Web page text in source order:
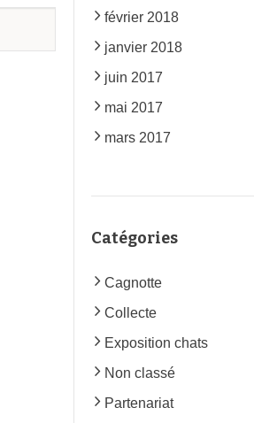
février 2018
janvier 2018
juin 2017
mai 2017
mars 2017
Catégories
Cagnotte
Collecte
Exposition chats
Non classé
Partenariat